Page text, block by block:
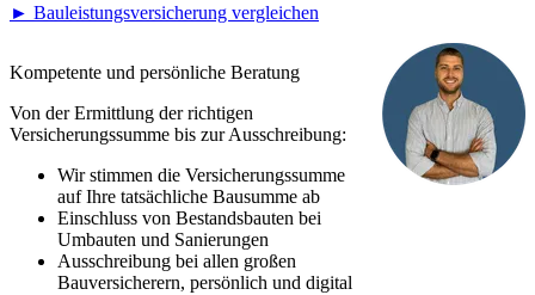
► Bauleistungsversicherung vergleichen
Kompetente und persönliche Beratung
Von der Ermittlung der richtigen
Versicherungssumme bis zur Ausschreibung:
Wir stimmen die Versicherungssumme
auf Ihre tatsächliche Bausumme ab
Einschluss von Bestandsbauten bei
Umbauten und Sanierungen
Ausschreibung bei allen großen
Bauversicherern, persönlich und digital